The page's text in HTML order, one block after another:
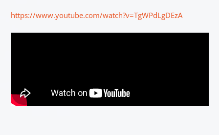
https://www.youtube.com/watch?v=TgWPdLgDEzA